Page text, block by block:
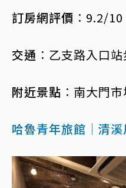
訂房網評價︰ 9.2/
交通︰ 乙支路入口
附近景點︰ 南大門
哈魯青年旅館｜清